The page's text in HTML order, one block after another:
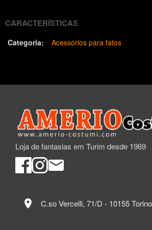
CARACTERÍSTICAS
Categoria: Acessórios para fatos
Loja de fantasias em Turim desde 1969
location_on C.so Vercelli, 71/D - 10155